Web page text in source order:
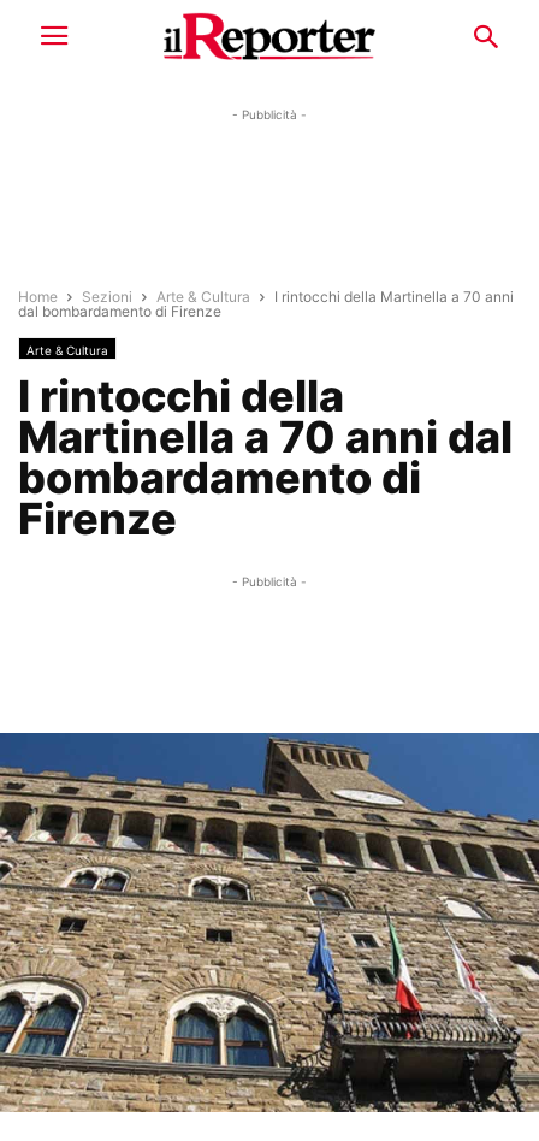
- Pubblicità -
Home Sezioni Arte & Cultura
I rintocchi della Martinella a 70 anni
dal bombardamento di Firenze
Arte & Cultura
I rintocchi della
Martinella a 70 anni dal
bombardamento di
Firenze
- Pubblicità -